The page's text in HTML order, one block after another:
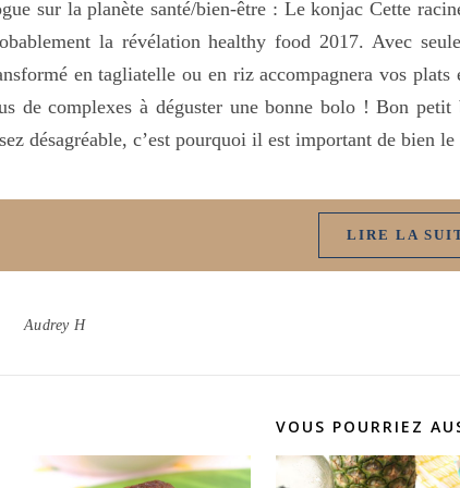
sur la planète santé/bien-être : Le konjac Cette
la révélation healthy food 2017. Avec
en tagliatelle ou en riz accompagnera vos plats
de complexes à déguster une bonne bolo ! Bon
désagréable, c’est pourquoi il est important de bien
LIRE LA
Audrey H
VOUS POURRIEZ